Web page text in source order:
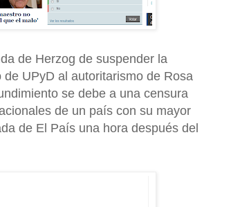
de Herzog de suspender la
UPyD al autoritarismo de Rosa
se debe a una censura
de un país con su mayor
de El País una hora después del